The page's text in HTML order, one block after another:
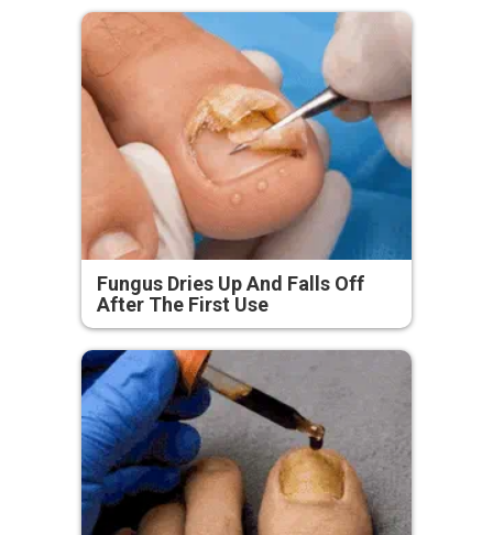
Fungus Dries Up And Falls Off
After The First Use